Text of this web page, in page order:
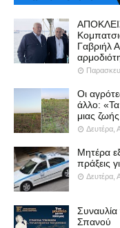
Γαβριήλ
Οι
άλλο:
μιας
Δευτέρα,
Μητέρα
πράξεις
Δευτέρα,
Σπανού